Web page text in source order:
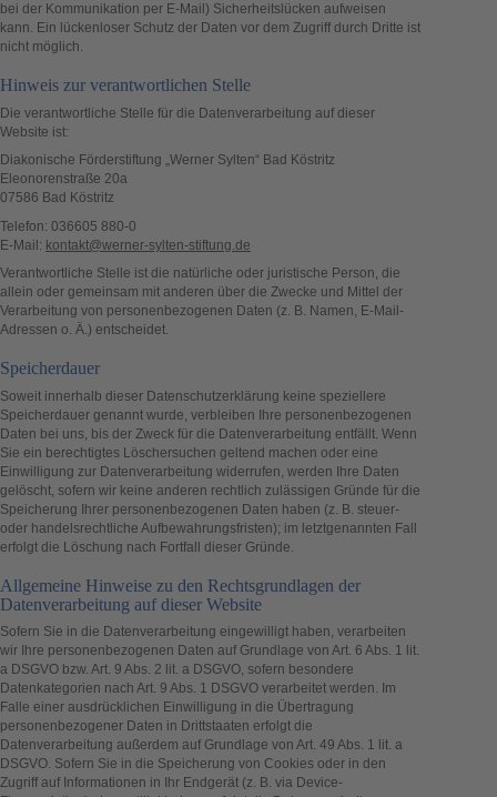
bei der Kommunikation per E-Mail) Sicherheitslücken aufweisen
kann. Ein lückenloser Schutz der Daten vor dem Zugriff durch Dritte ist
nicht möglich.
Hinweis zur verantwortlichen Stelle
Die verantwortliche Stelle für die Datenverarbeitung auf dieser
Website ist:
Diakonische Förderstiftung „Werner Sylten“ Bad Köstritz
Eleonorenstraße 20a
07586 Bad Köstritz
Telefon: 036605 880-0
E-Mail: kontakt@werner-sylten-stiftung.de
Verantwortliche Stelle ist die natürliche oder juristische Person, die
allein oder gemeinsam mit anderen über die Zwecke und Mittel der
Verarbeitung von personenbezogenen Daten (z. B. Namen, E-Mail-
Adressen o. Ä.) entscheidet.
Speicherdauer
Soweit innerhalb dieser Datenschutzerklärung keine speziellere
Speicherdauer genannt wurde, verbleiben Ihre personenbezogenen
Daten bei uns, bis der Zweck für die Datenverarbeitung entfällt. Wenn
Sie ein berechtigtes Löschersuchen geltend machen oder eine
Einwilligung zur Datenverarbeitung widerrufen, werden Ihre Daten
gelöscht, sofern wir keine anderen rechtlich zulässigen Gründe für die
Speicherung Ihrer personenbezogenen Daten haben (z. B. steuer-
oder handelsrechtliche Aufbewahrungsfristen); im letztgenannten Fall
erfolgt die Löschung nach Fortfall dieser Gründe.
Allgemeine Hinweise zu den Rechtsgrundlagen der
Datenverarbeitung auf dieser Website
Sofern Sie in die Datenverarbeitung eingewilligt haben, verarbeiten
wir Ihre personenbezogenen Daten auf Grundlage von Art. 6 Abs. 1 lit.
a DSGVO bzw. Art. 9 Abs. 2 lit. a DSGVO, sofern besondere
Datenkategorien nach Art. 9 Abs. 1 DSGVO verarbeitet werden. Im
Falle einer ausdrücklichen Einwilligung in die Übertragung
personenbezogener Daten in Drittstaaten erfolgt die
Datenverarbeitung außerdem auf Grundlage von Art. 49 Abs. 1 lit. a
DSGVO. Sofern Sie in die Speicherung von Cookies oder in den
Zugriff auf Informationen in Ihr Endgerät (z. B. via Device-